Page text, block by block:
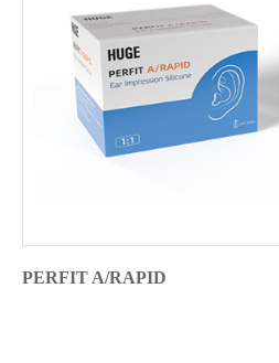
PERFIT A/RAPID